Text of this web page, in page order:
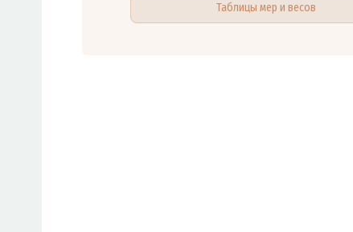
Таблицы мер и весов